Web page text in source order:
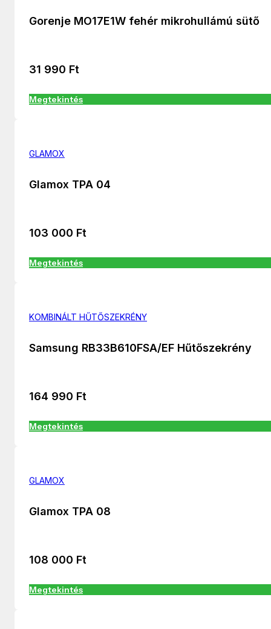
Gorenje MO17E1W fehér mikrohullámú sütő
31 990 Ft
Megtekintés
GLAMOX
Glamox TPA 04
103 000 Ft
Megtekintés
KOMBINÁLT HŰTŐSZEKRÉNY
Samsung RB33B610FSA/EF Hűtőszekrény
164 990 Ft
Megtekintés
GLAMOX
Glamox TPA 08
108 000 Ft
Megtekintés